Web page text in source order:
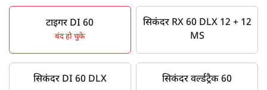
टाइगर DI 60
बंद हो चुके
सिकंदर RX 60 DLX 12 + 12
MS
सिकंदर DI 60 DLX सिकंदर वर्ल्डट्रैक 60